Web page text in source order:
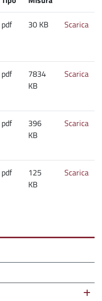
pdf 30 KB Scarica
pdf
7834
KB
Scarica
pdf
396
KB
Scarica
pdf
125
KB
Scarica